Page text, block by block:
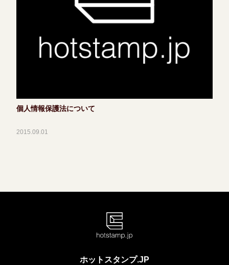
個人情報保護法について
2015.09.01
ホットスタンプ.JP